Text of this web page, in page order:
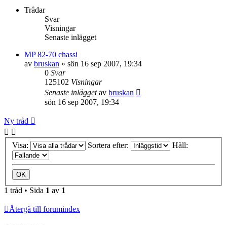
Trådar
Svar
Visningar
Senaste inlägget
MP 82-70 chassi
av bruskan » sön 16 sep 2007, 19:34
0 Svar
125102 Visningar
Senaste inläggetav bruskan
sön 16 sep 2007, 19:34
Ny tråd
Visa: Sortera efter: Håll:
1 tråd • Sida 1 av 1
Återgå till forumindex